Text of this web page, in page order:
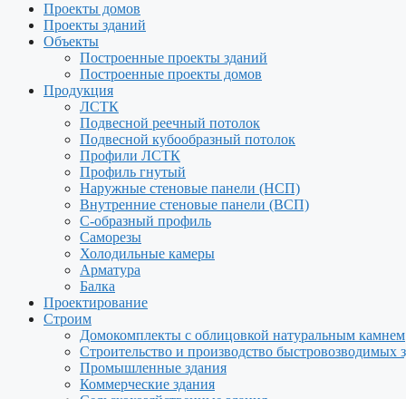
Проекты домов
Проекты зданий
Объекты
Построенные проекты зданий
Построенные проекты домов
Продукция
ЛСТК
Подвесной реечный потолок
Подвесной кубообразный потолок
Профили ЛСТК
Профиль гнутый
Наружные стеновые панели (НСП)
Внутренние стеновые панели (ВСП)
С-образный профиль
Саморезы
Холодильные камеры
Арматура
Балка
Проектирование
Строим
Домокомплекты с облицовкой натуральным камнем
Строительство и производство быстровозводимых
Промышленные здания
Коммерческие здания